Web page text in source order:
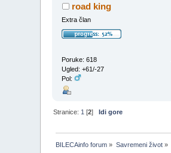
road king
Extra član
Poruke: 618
Ugled: +61/-27
Pol:
Stranice: 1 [2]Idi gore
BILECAinfo forum » Savremeni život»